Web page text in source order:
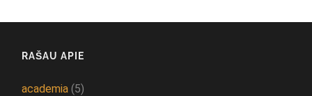
RAŠAU APIE
academia (5)